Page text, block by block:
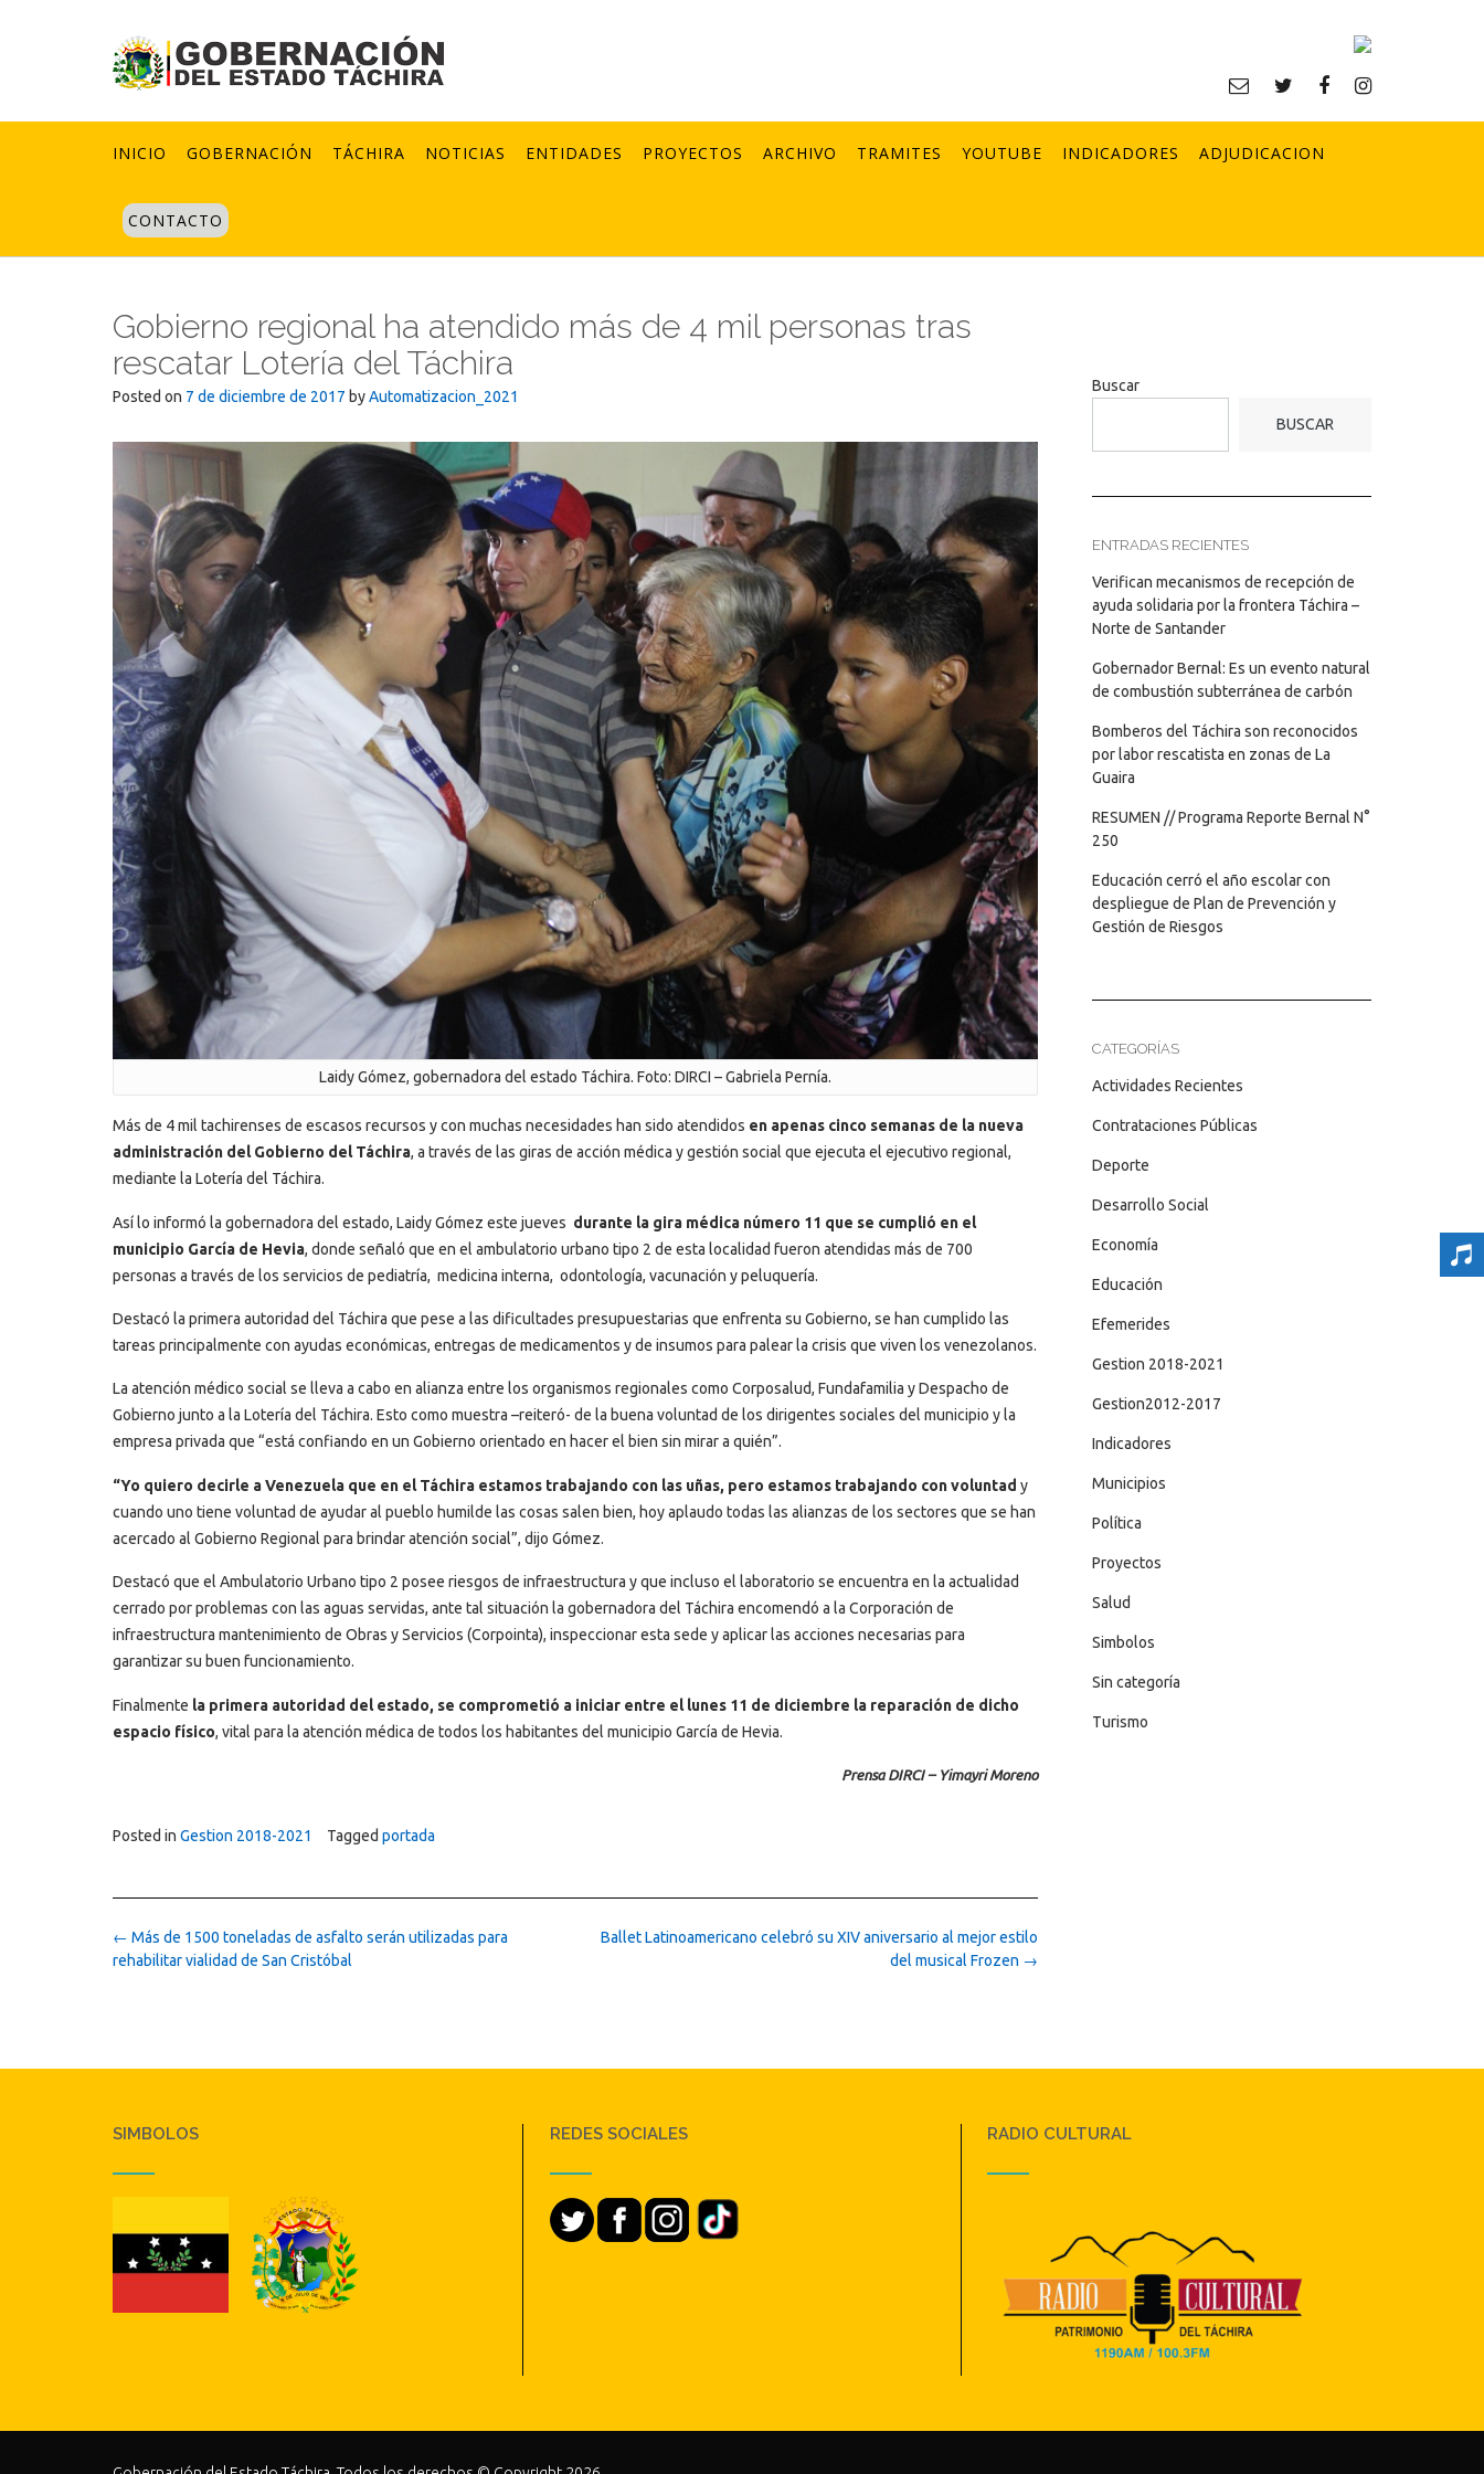
INICIO GOBERNACIÓN TÁCHIRA NOTICIAS ENTIDADES PROYECTOS ARCHIVO TRAMITES YOUTUBE INDICADORES ADJUDICACION
CONTACTO
Gobierno regional ha atendido más de 4 mil personas tras
rescatar Lotería del Táchira
Posted on 7 de diciembre de 2017 byAutomatizacion_2021
Laidy Gómez, gobernadora del estado Táchira. Foto: DIRCI – Gabriela Pernía.
Más de 4 mil tachirenses de escasos recursos y con muchas necesidades han sido atendidos en apenas cinco semanas de la nueva
administración del Gobierno del Táchira, a través de las giras de acción médica y gestión social que ejecuta el ejecutivo regional,
mediante la Lotería del Táchira.
Así lo informó la gobernadora del estado, Laidy Gómez este jueves durante la gira médica número 11 que se cumplió en el
municipio García de Hevia, donde señaló que en el ambulatorio urbano tipo 2 de esta localidad fueron atendidas más de 700
personas a través de los servicios de pediatría, medicina interna, odontología, vacunación y peluquería.
Destacó la primera autoridad del Táchira que pese a las dificultades presupuestarias que enfrenta su Gobierno, se han cumplido las
tareas principalmente con ayudas económicas, entregas de medicamentos y de insumos para palear la crisis que viven los venezolanos.
La atención médico social se lleva a cabo en alianza entre los organismos regionales como Corposalud, Fundafamilia y Despacho de
Gobierno junto a la Lotería del Táchira. Esto como muestra –reiteró- de la buena voluntad de los dirigentes sociales del municipio y la
empresa privada que “está confiando en un Gobierno orientado en hacer el bien sin mirar a quién”.
“Yo quiero decirle a Venezuela que en el Táchira estamos trabajando con las uñas, pero estamos trabajando con voluntad y
cuando uno tiene voluntad de ayudar al pueblo humilde las cosas salen bien, hoy aplaudo todas las alianzas de los sectores que se han
acercado al Gobierno Regional para brindar atención social”, dijo Gómez.
Destacó que el Ambulatorio Urbano tipo 2 posee riesgos de infraestructura y que incluso el laboratorio se encuentra en la actualidad
cerrado por problemas con las aguas servidas, ante tal situación la gobernadora del Táchira encomendó a la Corporación de
infraestructura mantenimiento de Obras y Servicios (Corpointa), inspeccionar esta sede y aplicar las acciones necesarias para
garantizar su buen funcionamiento.
Finalmente la primera autoridad del estado, se comprometió a iniciar entre el lunes 11 de diciembre la reparación de dicho
espacio físico, vital para la atención médica de todos los habitantes del municipio García de Hevia.
Prensa DIRCI – Yimayri Moreno
Posted in Gestion 2018-2021 Tagged portada
Post
navigation
Ballet Latinoamericano celebró su XIV aniversario al mejor estilo
del musical Frozen →
← Más de 1500 toneladas de asfalto serán utilizadas para
rehabilitar vialidad de San Cristóbal
Buscar
BUSCAR
ENTRADAS RECIENTES
Verifican mecanismos de recepción de
ayuda solidaria por la frontera Táchira –
Norte de Santander
Gobernador Bernal: Es un evento natural
de combustión subterránea de carbón
Bomberos del Táchira son reconocidos
por labor rescatista en zonas de La
Guaira
RESUMEN // Programa Reporte Bernal N°
250
Educación cerró el año escolar con
despliegue de Plan de Prevención y
Gestión de Riesgos
CATEGORÍAS
Actividades Recientes
Contrataciones Públicas
Deporte
Desarrollo Social
Economía
Educación
Efemerides
Gestion 2018-2021
Gestion2012-2017
Indicadores
Municipios
Política
Proyectos
Salud
Simbolos
Sin categoría
Turismo
SIMBOLOS REDES SOCIALES RADIO CULTURAL